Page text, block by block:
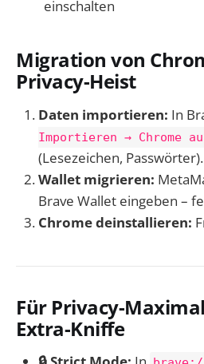
einschalten
Migration von
Privacy-Heist
Daten importieren: In
Importieren → Chrome
(Lesezeichen, Passwörter).
Wallet migrieren:
Brave Wallet eingeben –
Chrome deinstallieren:
Für Privacy-
Extra-Kniffe